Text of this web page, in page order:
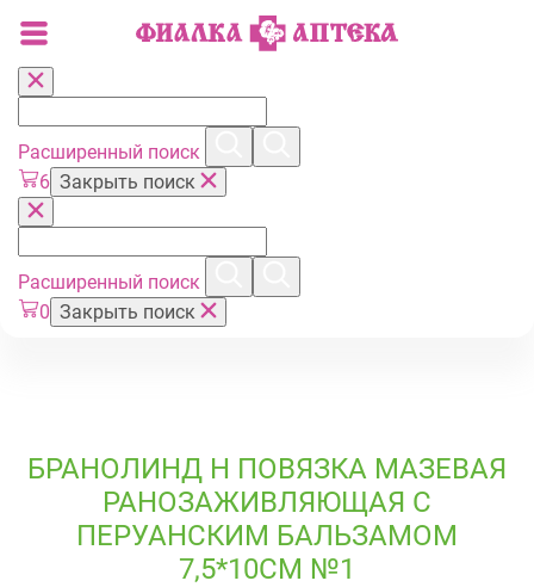
Расширенный поиск
6 Закрыть поиск
Расширенный поиск
0 Закрыть поиск
БРАНОЛИНД Н ПОВЯЗКА МАЗЕВАЯ
РАНОЗАЖИВЛЯЮЩАЯ С
ПЕРУАНСКИМ БАЛЬЗАМОМ
7,5*10СМ №1